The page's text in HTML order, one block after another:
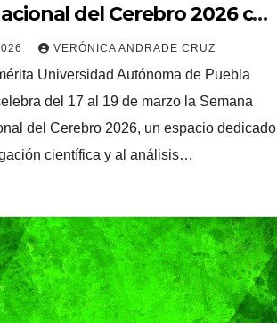
del Cerebro 2026 con
académicas y
VERÓNICA ANDRADE CRUZ
Universidad Autónoma de Puebla
del 17 al 19 de marzo la Semana
del Cerebro 2026, un espacio dedicado
científica y al análisis…